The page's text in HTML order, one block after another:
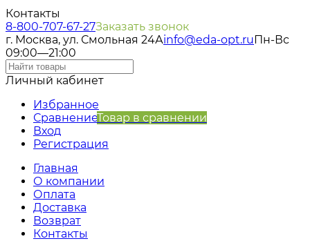
Контакты
8-800-707-67-27Заказать звонок
г. Москва, ул. Смольная 24Аinfo@eda-opt.ruПн-Вс
09:00—21:00
Личный кабинет
Избранное
СравнениеТовар в сравнении
Вход
Регистрация
Главная
О компании
Оплата
Доставка
Возврат
Контакты